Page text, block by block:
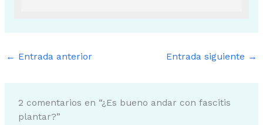
← Entrada anterior Entrada siguiente →
2 comentarios en “¿Es bueno andar con fascitis
plantar?”